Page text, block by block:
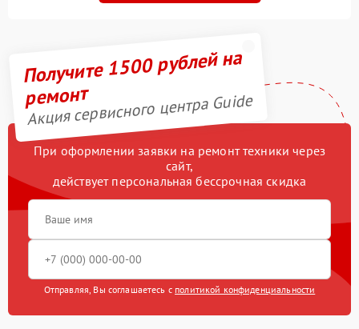
Получите 1500 рублей на
ремонт
Акция сервисного центра Guide
При оформлении заявки на ремонт техники через
сайт,
действует персональная бессрочная скидка
Отправляя, Вы соглашаетесь с политикой конфиденциальности